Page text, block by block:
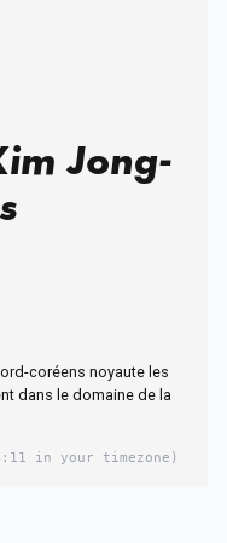
Jong-
coréens noyaute les
dans le domaine de la
in your timezone)